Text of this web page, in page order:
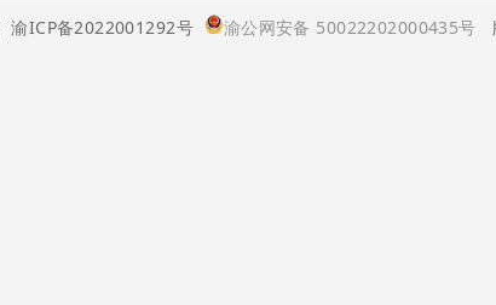
渝ICP备2022001292号 渝公网安备 50022202000435号